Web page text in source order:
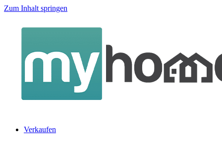
Zum Inhalt springen
Verkaufen